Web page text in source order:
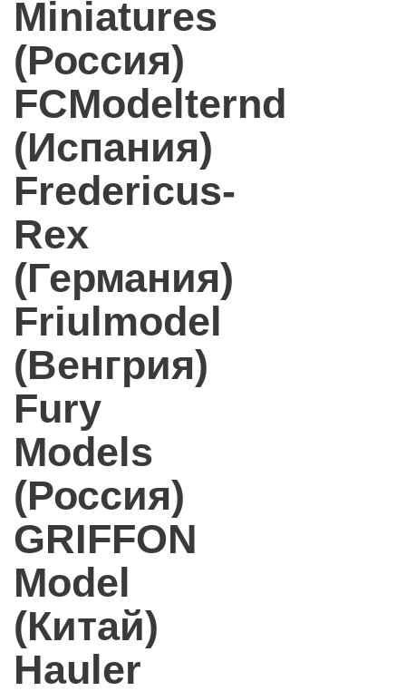
Miniatures
(Россия)
FCModelternd
(Испания)
Fredericus-
Rex
(Германия)
Friulmodel
(Венгрия)
Fury
Models
(Россия)
GRIFFON
Model
(Китай)
Hauler